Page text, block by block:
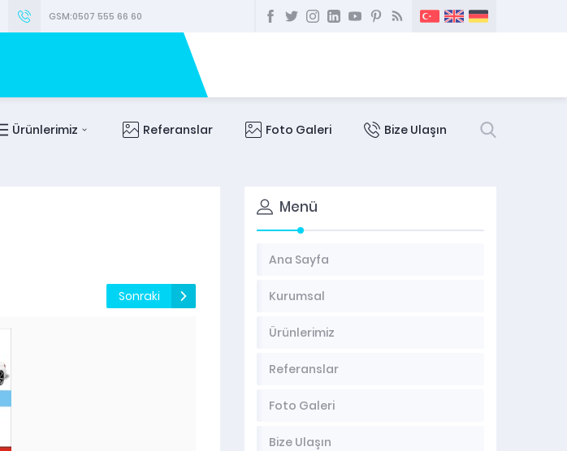
GSM:0507 555 66 60
Ürünlerimiz Referanslar Foto Galeri Bize Ulaşın
Sonraki
Menü
Ana Sayfa
Kurumsal
Ürünlerimiz
Referanslar
Foto Galeri
Bize Ulaşın